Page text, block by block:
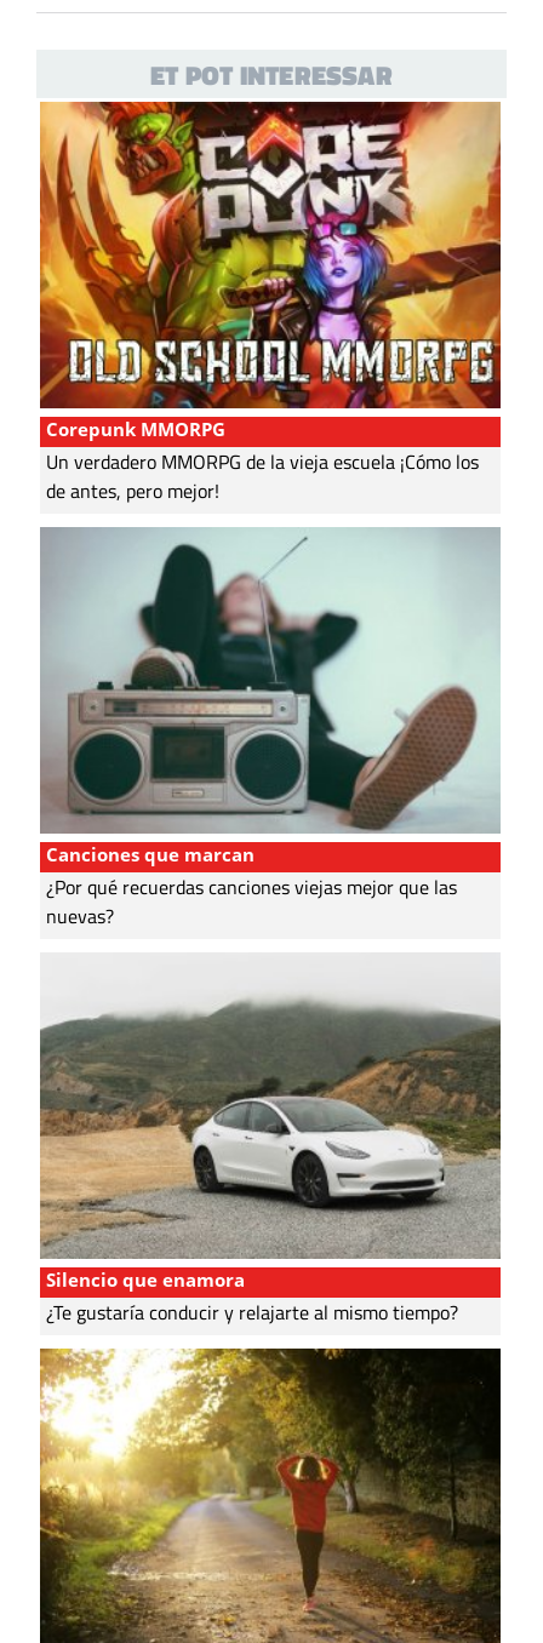
ET POT INTERESSAR
Corepunk MMORPG
Un verdadero MMORPG de la vieja escuela ¡Cómo los
de antes, pero mejor!
Canciones que marcan
¿Por qué recuerdas canciones viejas mejor que las
nuevas?
Silencio que enamora
¿Te gustaría conducir y relajarte al mismo tiempo?